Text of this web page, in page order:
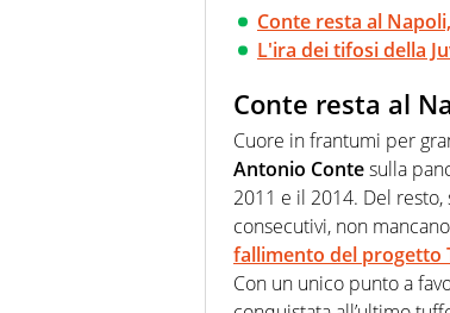
Conte resta al
L'ira dei tifosi della
Conte resta al
Cuore in frantumi per
Antonio Contesulla
2011 e il 2014. Del
consecutivi, non
fallimento del progetto
Con un unico punto a